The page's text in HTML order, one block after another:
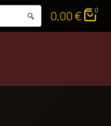
0,00€ 0